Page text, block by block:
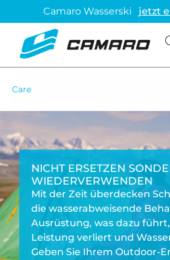
Camaro Wasserski jetzt
Care
NICHT ERSETZEN
WIEDERVERWENDEN
Mit der Zeit überdecken
die wasserabweisende
Ausrüstung, was dazu führt,
Leistung verliert und
Geben Sie Ihrem Outdoor-